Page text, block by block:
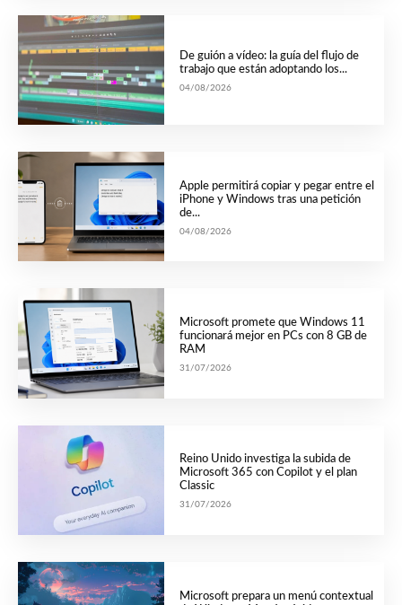
De guión a vídeo: la guía del flujo de
trabajo que están adoptando los...
04/08/2026
Apple permitirá copiar y pegar entre el
iPhone y Windows tras una petición
de...
04/08/2026
Microsoft promete que Windows 11
funcionará mejor en PCs con 8 GB de
RAM
31/07/2026
Reino Unido investiga la subida de
Microsoft 365 con Copilot y el plan
Classic
31/07/2026
Microsoft prepara un menú contextual